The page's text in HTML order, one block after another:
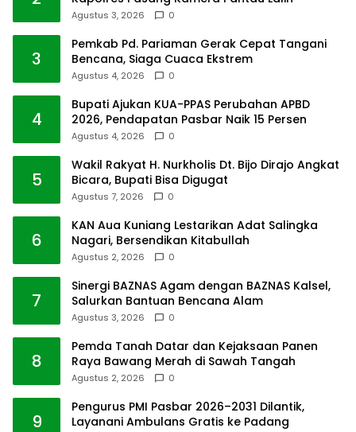
Agustus 3, 2026 0
3
Pemkab Pd. Pariaman Gerak Cepat Tangani
Bencana, Siaga Cuaca Ekstrem
Agustus 4, 2026 0
4
Bupati Ajukan KUA-PPAS Perubahan APBD
2026, Pendapatan Pasbar Naik 15 Persen
Agustus 4, 2026 0
5
Wakil Rakyat H. Nurkholis Dt. Bijo Dirajo Angkat
Bicara, Bupati Bisa Digugat
Agustus 7, 2026 0
6
KAN Aua Kuniang Lestarikan Adat Salingka
Nagari, Bersendikan Kitabullah
Agustus 2, 2026 0
7
Sinergi BAZNAS Agam dengan BAZNAS Kalsel,
Salurkan Bantuan Bencana Alam
Agustus 3, 2026 0
8
Pemda Tanah Datar dan Kejaksaan Panen
Raya Bawang Merah di Sawah Tangah
Agustus 2, 2026 0
9
Pengurus PMI Pasbar 2026–2031 Dilantik,
Layanani Ambulans Gratis ke Padang